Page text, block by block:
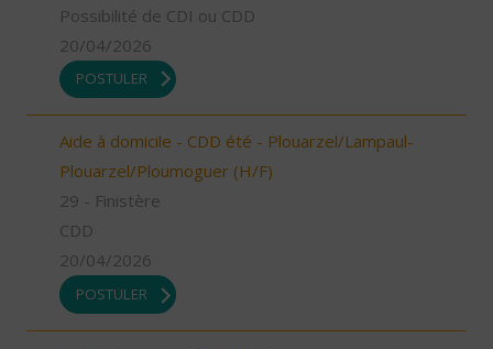
Possibilité de CDI ou CDD
20/04/2026
POSTULER
Aide à domicile - CDD été - Plouarzel/Lampaul-
Plouarzel/Ploumoguer (H/F)
29 - Finistère
CDD
20/04/2026
POSTULER